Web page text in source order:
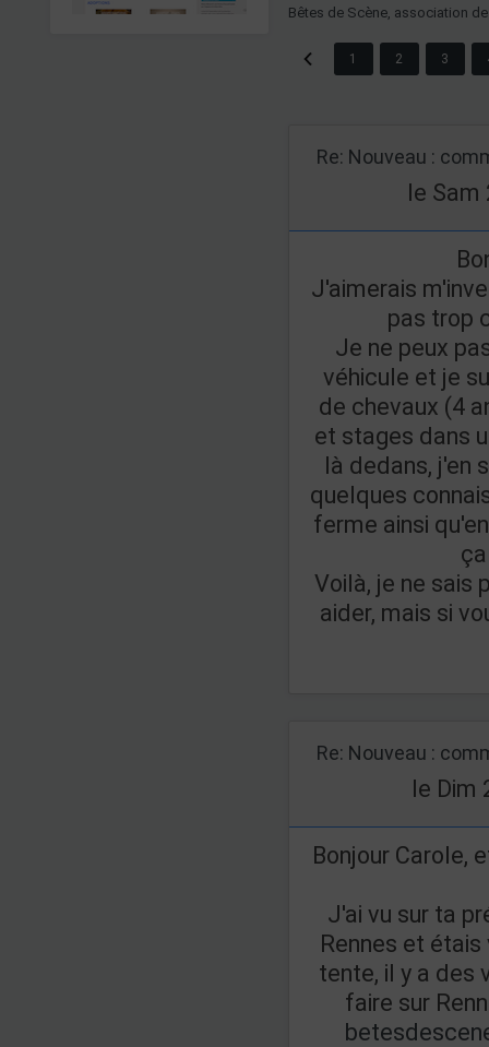
Bêtes de Scène, association
1 2 3
Re: Nouveau :
le Sam
J'aimerais
pas trop
Je ne peux
véhicule et je
de chevaux (4
et stages dans
là dedans, j'en
quelques
ferme ainsi
Voilà, je ne sais
aider, mais si
Re: Nouveau :
le Dim
Bonjour Carole,
J'ai vu sur ta
Rennes et
tente, il y a des
faire sur